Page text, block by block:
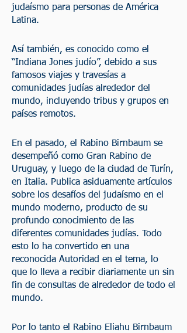
judaísmo para personas de América
Latina.
Así también, es conocido como el
“Indiana Jones judío”, debido a sus
famosos viajes y travesías a
comunidades judías alrededor del
mundo, incluyendo tribus y grupos en
países remotos.
En el pasado, el Rabino Birnbaum se
desempeñó como Gran Rabino de
Uruguay, y luego de la ciudad de Turín,
en Italia. Publica asiduamente artículos
sobre los desafíos del judaísmo en el
mundo moderno, producto de su
profundo conocimiento de las
diferentes comunidades judías. Todo
esto lo ha convertido en una
reconocida Autoridad en el tema, lo
que lo lleva a recibir diariamente un sin
fin de consultas de alrededor de todo el
mundo.
Por lo tanto el Rabino Eliahu Birnbaum